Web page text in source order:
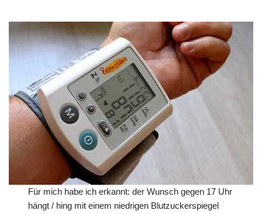
Für mich habe ich erkannt: der Wunsch gegen 17 Uhr
hängt / hing mit einem niedrigen Blutzuckerspiegel